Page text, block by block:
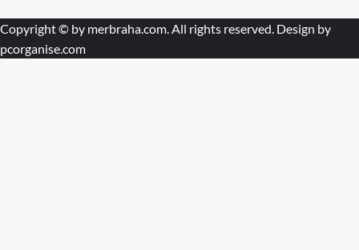
Copyright © by merbraha.com . All rights reserved. Design by
pcorganise.com